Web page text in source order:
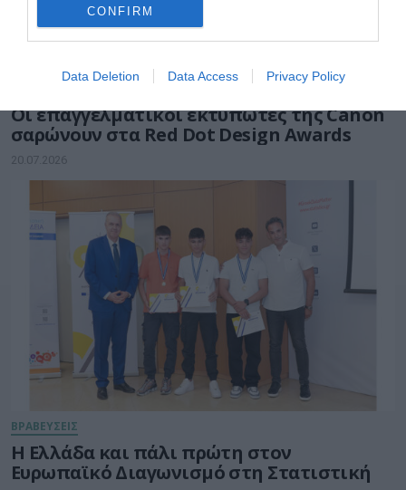
CONFIRM
Data Deletion Data Access Privacy Policy
Οι επαγγελματικοί εκτυπωτές της Canon
σαρώνουν στα Red Dot Design Awards
20.07.2026
ΒΡΑΒΕΥΣΕΙΣ
Η Ελλάδα και πάλι πρώτη στον
Ευρωπαϊκό Διαγωνισμό στη Στατιστική